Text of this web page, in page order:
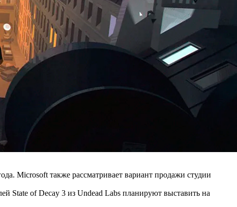
Microsoft также рассматривает вариант продажи студии
State of Decay 3 из Undead Labs планируют выставить на